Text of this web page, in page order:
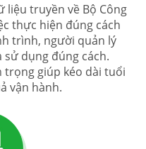
truyền về Bộ Công
thực hiện đúng cách
trình, người quản lý
sử dụng đúng cách.
trọng giúp kéo dài tuổi
vận hành.